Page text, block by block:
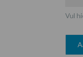
Vul